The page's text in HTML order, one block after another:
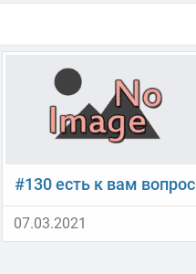
#130 есть к вам вопрос
07.03.2021